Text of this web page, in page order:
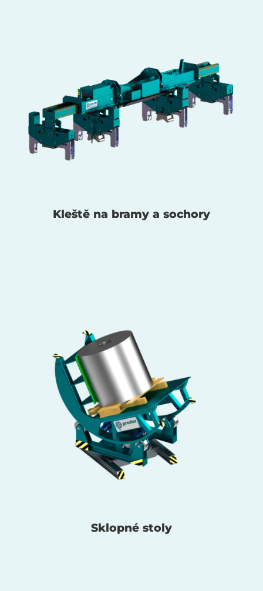
Kleště na bramy a sochory
Sklopné stoly